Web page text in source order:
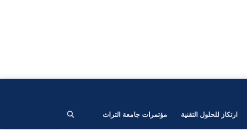
ارتكاز للحلول التقنية مؤتمرات جامعة التراث